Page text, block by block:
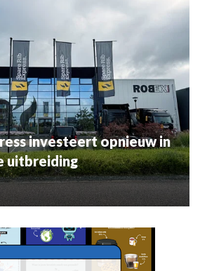
investeert opnieuw in
uitbreiding